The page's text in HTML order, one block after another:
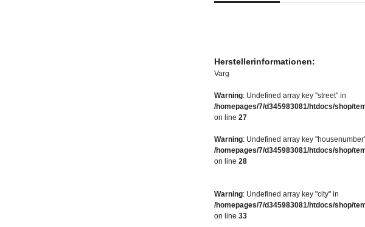
Herstellerinformationen:
Varg
Warning: Undefined array key "street" in
/homepages/7/d345983081/htdocs/shop/
on line 27
Warning: Undefined array key
/homepages/7/d345983081/htdocs/shop/
on line 28
Warning: Undefined array key "city" in
/homepages/7/d345983081/htdocs/shop/
on line 33